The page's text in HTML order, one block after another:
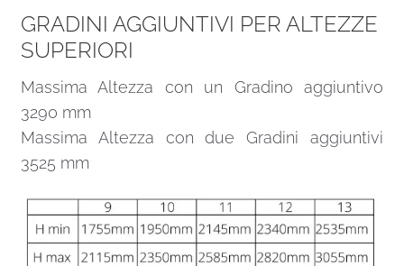
GRADINI AGGIUNTIVI PER ALTEZZE
SUPERIORI
Massima Altezza con un Gradino aggiuntivo
3290 mm
Massima Altezza con due Gradini aggiuntivi
3525 mm